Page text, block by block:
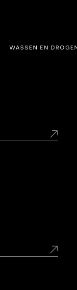
WASSEN EN DROGEN